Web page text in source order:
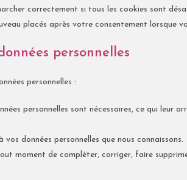
correctement si tous les cookies sont
placés après votre consentement lorsque
personnelles
personnelles :
personnelles sont nécessaires, ce qui leur
données personnelles que nous connaissons.
moment de compléter, corriger, faire